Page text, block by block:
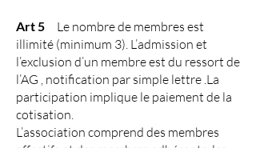
Art 5 Le nombre de membres est
illimité (minimum 3). L’admission et
l’exclusion d’un membre est du ressort de
l’AG , notification par simple lettre .La
participation implique le paiement de la
cotisation.
L’association comprend des membres